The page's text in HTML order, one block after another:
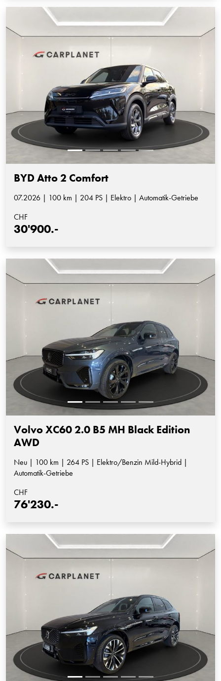
BYD Atto 2 Comfort
07.2026 | 100 km | 204 PS | Elektro | Automatik-Getriebe
CHF
30'900.-
Volvo XC60 2.0 B5 MH Black Edition
AWD
Neu | 100 km | 264 PS | Elektro/Benzin Mild-Hybrid |
Automatik-Getriebe
CHF
76'230.-